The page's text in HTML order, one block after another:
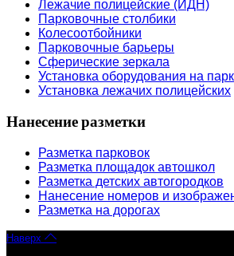
Лежачие полицейские (ИДН)
Парковочные столбики
Колесоотбойники
Парковочные барьеры
Сферические зеркала
Установка оборудования на
Установка лежачих полицейских
Нанесение разметки
Разметка парковок
Разметка площадок автошкол
Разметка детских автогородков
Нанесение номеров и
Разметка на дорогах
Наверх